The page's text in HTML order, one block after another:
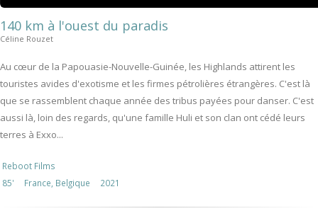
140 km à l'ouest du paradis
Céline Rouzet
Au cœur de la Papouasie-Nouvelle-Guinée, les Highlands attirent les
touristes avides d'exotisme et les firmes pétrolières étrangères. C'est là
que se rassemblent chaque année des tribus payées pour danser. C'est
aussi là, loin des regards, qu'une famille Huli et son clan ont cédé leurs
terres à Exxo...
Reboot Films
85'
France, Belgique 2021